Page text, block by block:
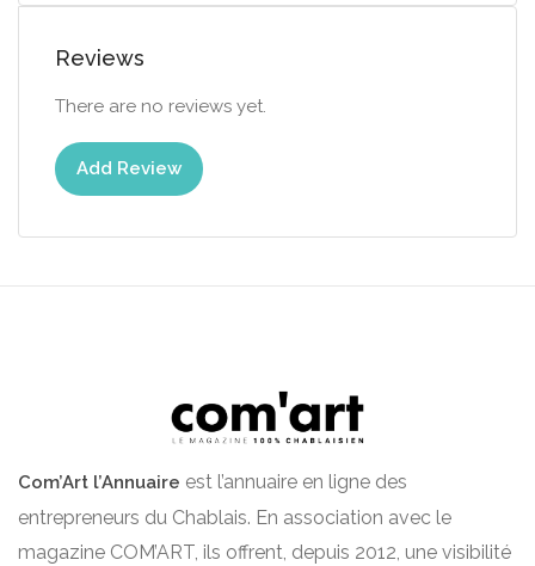
Reviews
There are no reviews yet.
Add Review
Com’Art l’Annuaire est l’annuaire en ligne des
entrepreneurs du Chablais. En association avec le
magazine COM’ART, ils offrent, depuis 2012, une visibilité